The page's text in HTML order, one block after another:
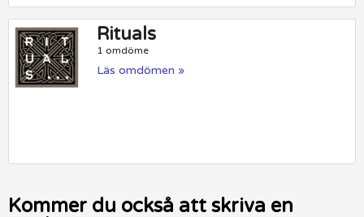
Rituals
1 omdöme
Läs omdömen »
Kommer du också att skriva en